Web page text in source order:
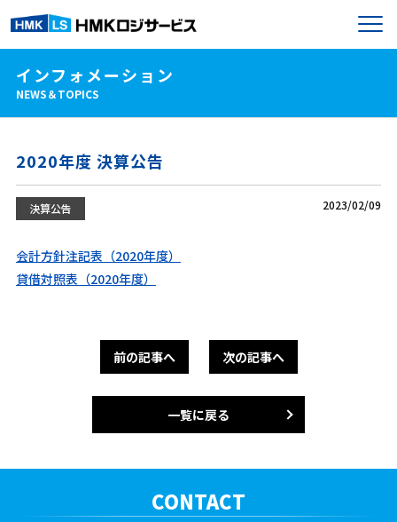
インフォメーション
NEWS＆TOPICS
2020年度 決算公告
決算公告 2023/02/09
会計方針注記表（2020年度）
貸借対照表（2020年度）
前の記事へ 次の記事へ
一覧に戻る
CONTACT